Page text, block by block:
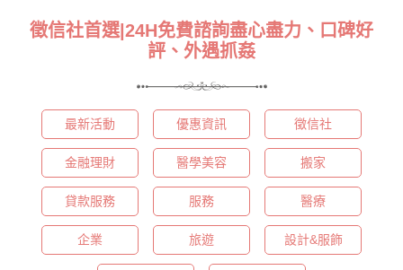
徵信社首選|24H免費諮詢盡心盡力、口碑好
評、外遇抓姦
最新活動 優惠資訊 徵信社
金融理財 醫學美容 搬家
貸款服務 服務 醫療
企業 旅遊 設計&服飾